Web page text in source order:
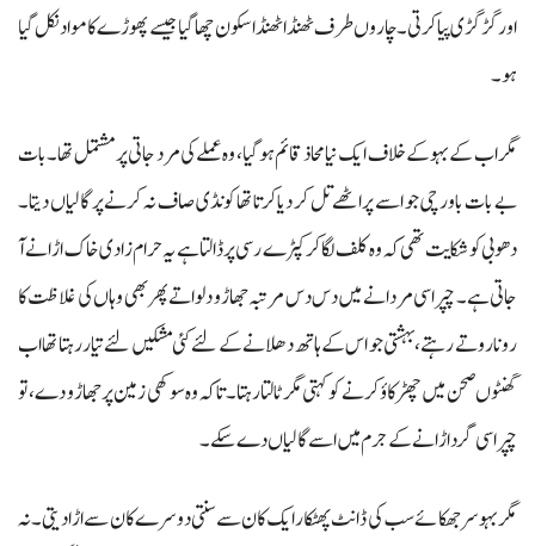
اور گڑ گڑی پیا کرتی۔ چاروں طرف ٹھنڈا ٹھنڈا سکون چھا گیا جیسے پھوڑے کا مواد نکل گیا
ہو۔
مگر اب کے بہو کے خلاف ایک نیا محاذ قائم ہو گیا، وہ عملے کی مرد جاتی پر مشتمل تھا۔ بات
بے بات باورچی جو اسے پراٹھے تل کر دیا کرتا تھا کونڈی صاف نہ کرنے پر گالیاں دیتا۔
دھوبی کو شکایت تھی کہ وہ کلف لگا کر کپڑے رسی پر ڈالتا ہے یہ حرام زادی خاک اڑانے آ
جاتی ہے۔ چپراسی مردانے میں دس دس مرتبہ جھاڑو دلواتے پھر بھی وہاں کی غلاظت کا
رونا روتے رہتے، بہشتی جو اس کے ہاتھ دھلانے کے لئے کئی مشکیں لئے تیار رہتا تھا اب
گھنٹوں صحن میں چھڑکاؤ کرنے کو کہتی مگر ٹالتا رہتا۔ تاکہ وہ سوکھی زمین پر جھاڑو دے، تو
چپراسی گرد اڑانے کے جرم میں اسے گالیاں دے سکے۔
مگر بہو سرجھکائے سب کی ڈانٹ پھٹکار ایک کان سے سنتی دوسرے کان سے اڑا دیتی۔ نہ